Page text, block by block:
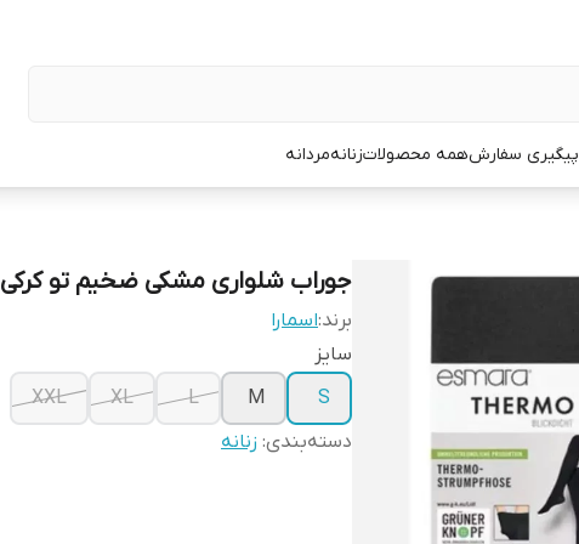
پیگیری سفارشهمه محصولاتزنانهمردانه
جوراب شلواری مشکی ضخیم تو کرکی DEN 100 آلمانی esmara
برند:اسمارا
سایز
S
M
L
XL
XXL
دسته‌بندی: زنانه